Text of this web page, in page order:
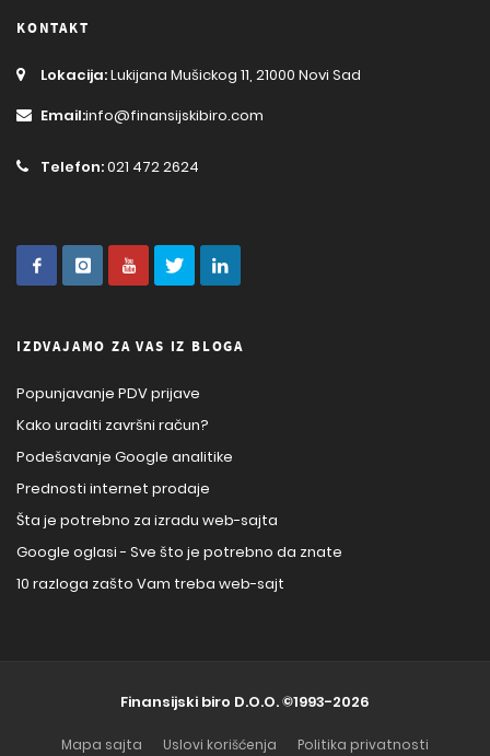
KONTAKT
Lokacija:Lukijana Mušickog 11, 21000 Novi Sad
Email:info@finansijskibiro.com
Telefon:021 472 2624
IZDVAJAMO ZA VAS IZ BLOGA
Popunjavanje PDV prijave
Kako uraditi završni račun?
Podešavanje Google analitike
Prednosti internet prodaje
Šta je potrebno za izradu web-sajta
Google oglasi - Sve što je potrebno da znate
10 razloga zašto Vam treba web-sajt
Finansijski biro D.O.O.©1993-2026
Mapa sajta Uslovi korišćenja Politika privatnosti